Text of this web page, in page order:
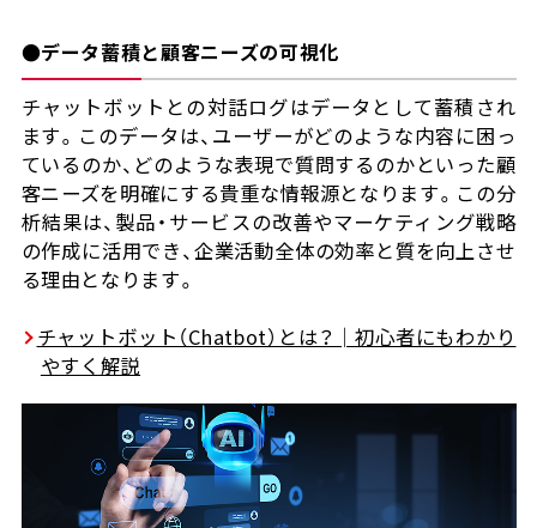
●データ蓄積と顧客ニーズの可視化
チャットボットとの対話ログはデータとして蓄積され
ます。このデータは、ユーザーがどのような内容に困っ
ているのか、どのような表現で質問するのかといった顧
客ニーズを明確にする貴重な情報源となります。この分
析結果は、製品・サービスの改善やマーケティング戦略
の作成に活用でき、企業活動全体の効率と質を向上させ
る理由となります。
チャットボット（Chatbot）とは？│初心者にもわかり
やすく解説